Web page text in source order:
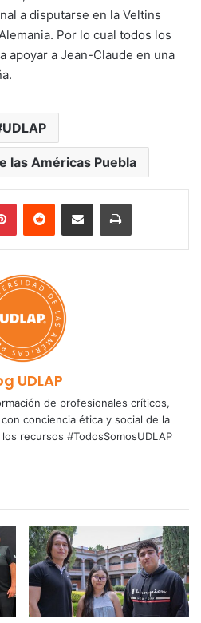
a disputarse en la Veltins
Por lo cual todos los
apoyar a Jean-Claude en una
UDLAP
las Américas Puebla
PinterestReddit Share via Email Print
UDLAP
de profesionales críticos,
conciencia ética y social de la
recursos #TodosSomosUDLAP